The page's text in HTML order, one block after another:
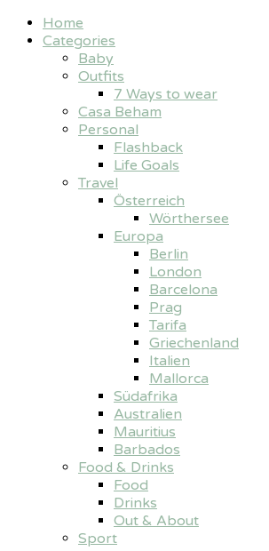
Home
Categories
Baby
Outfits
7 Ways to wear
Casa Beham
Personal
Flashback
Life Goals
Travel
Österreich
Wörthersee
Europa
Berlin
London
Barcelona
Prag
Tarifa
Griechenland
Italien
Mallorca
Südafrika
Australien
Mauritius
Barbados
Food & Drinks
Food
Drinks
Out & About
Sport